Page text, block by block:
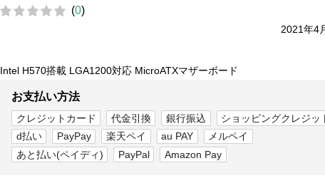
(0)
2021年4
Intel H570搭載 LGA1200対応 MicroATXマザーボード
お支払い方法
クレジットカード 代金引換 銀行振込
ショッピングクレジッ
d払い
PayPay 楽天ペイ au PAY
メルペイ
あと払い(ペイディ)
PayPal Amazon Pay